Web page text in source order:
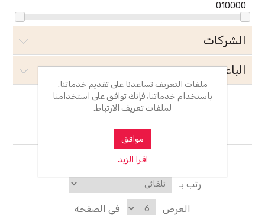
010000
الشركات
الباعة
المواد الكيميائية الزراعية
رتب بـ
العرض في الصفحة
ملفات التعريف تساعدنا على تقديم خدماتنا.
باستخدام خدماتنا، فإنك توافق على استخدامنا
لملفات تعريف الارتباط.
موافق
اقرا الزيد